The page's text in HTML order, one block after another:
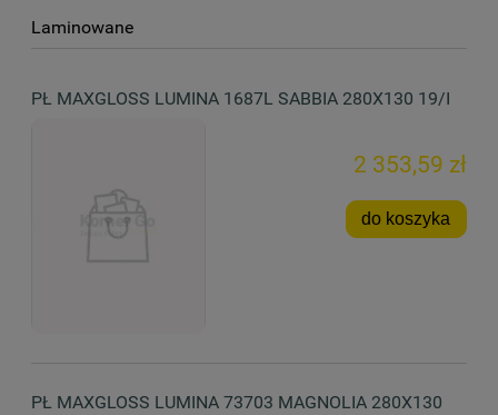
Laminowane
PŁ MAXGLOSS LUMINA 1687L SABBIA 280X130 19/I
2 353,59 zł
do koszyka
PŁ MAXGLOSS LUMINA 73703 MAGNOLIA 280X130